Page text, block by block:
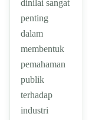
dinilai sangat
penting
dalam
membentuk
pemahaman
publik
terhadap
industri